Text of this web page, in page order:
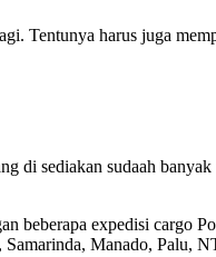
Tentunya harus juga
di sediakan sudaah
beberapa expedisi cargo
Manado, Palu,